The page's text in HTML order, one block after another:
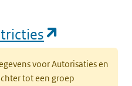
voor Autorisaties en
tot een groep